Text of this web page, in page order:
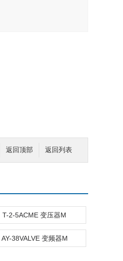
返回列表
返回顶部
T-2-5ACME 变压器M
AY-38VALVE 变频器M